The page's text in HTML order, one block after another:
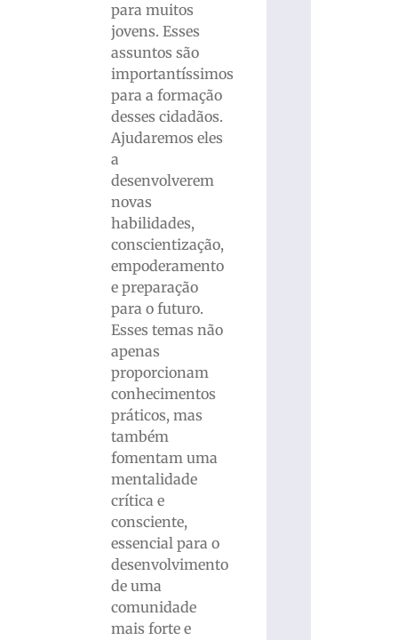
para muitos
jovens. Esses
assuntos são
importantíssimos
para a formação
desses cidadãos.
Ajudaremos eles
a
desenvolverem
novas
habilidades,
conscientização,
empoderamento
e preparação
para o futuro.
Esses temas não
apenas
proporcionam
conhecimentos
práticos, mas
também
fomentam uma
mentalidade
crítica e
consciente,
essencial para o
desenvolvimento
de uma
comunidade
mais forte e